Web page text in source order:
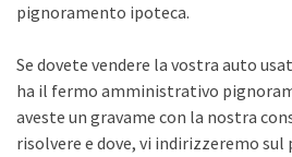
pignoramento ipoteca.
Se dovete vendere la vostra auto
ha il fermo amministrativo
aveste un gravame con la nostra
risolvere e dove, vi indirizzeremo